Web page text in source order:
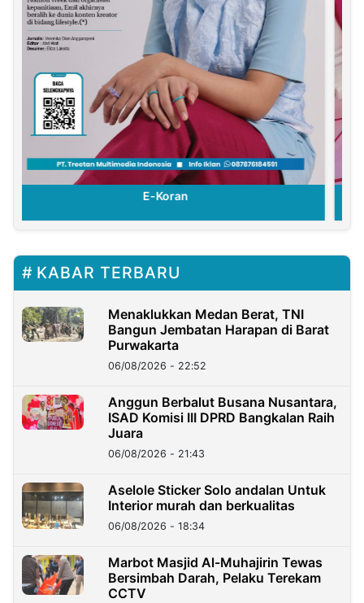
E-Koran
KABAR TERBARU
Menaklukkan Medan Berat, TNI
Bangun Jembatan Harapan di Barat
Purwakarta
06/08/2026 - 22:52
Anggun Berbalut Busana Nusantara,
ISAD Komisi III DPRD Bangkalan Raih
Juara
06/08/2026 - 21:43
Aselole Sticker Solo andalan Untuk
Interior murah dan berkualitas
06/08/2026 - 18:34
Marbot Masjid Al-Muhajirin Tewas
Bersimbah Darah, Pelaku Terekam
CCTV